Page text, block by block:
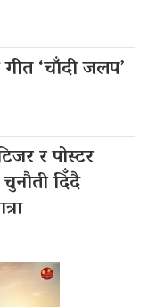
‘चाँदी जलप’
र पोस्टर
दिँदै